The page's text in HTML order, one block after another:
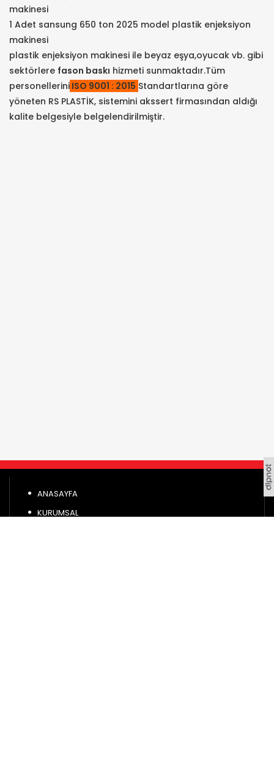
makinesi
1 Adet sansung 650 ton 2025 model plastik enjeksiyon
makinesi
plastik enjeksiyon makinesi ile beyaz eşya,oyucak vb. gibi
sektörlere fason baskı hizmeti sunmaktadır.Tüm
personellerini ISO 9001 : 2015 Standartlarına göre
yöneten RS PLASTİK, sistemini akssert firmasından aldığı
kalite belgesiyle belgelendirilmiştir.
ANASAYFA
KURUMSAL